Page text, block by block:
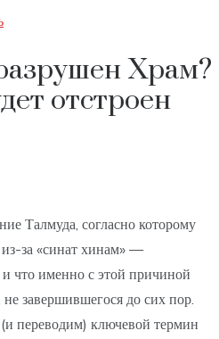
Храм?
отстроен
Талмуда, согласно которому
за «синат хинам» —
что именно с этой причиной
завершившегося до сих пор.
переводим) ключевой термин